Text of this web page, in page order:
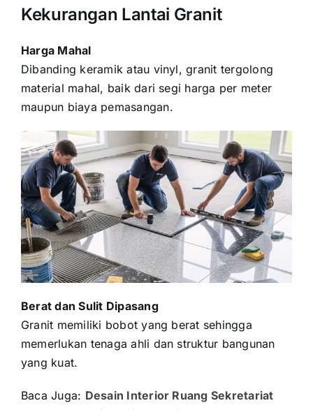
Kekurangan Lantai Granit
Harga Mahal
Dibanding keramik atau vinyl, granit tergolong
material mahal, baik dari segi harga per meter
maupun biaya pemasangan.
Berat dan Sulit Dipasang
Granit memiliki bobot yang berat sehingga
memerlukan tenaga ahli dan struktur bangunan
yang kuat.
Baca Juga: Desain Interior Ruang Sekretariat